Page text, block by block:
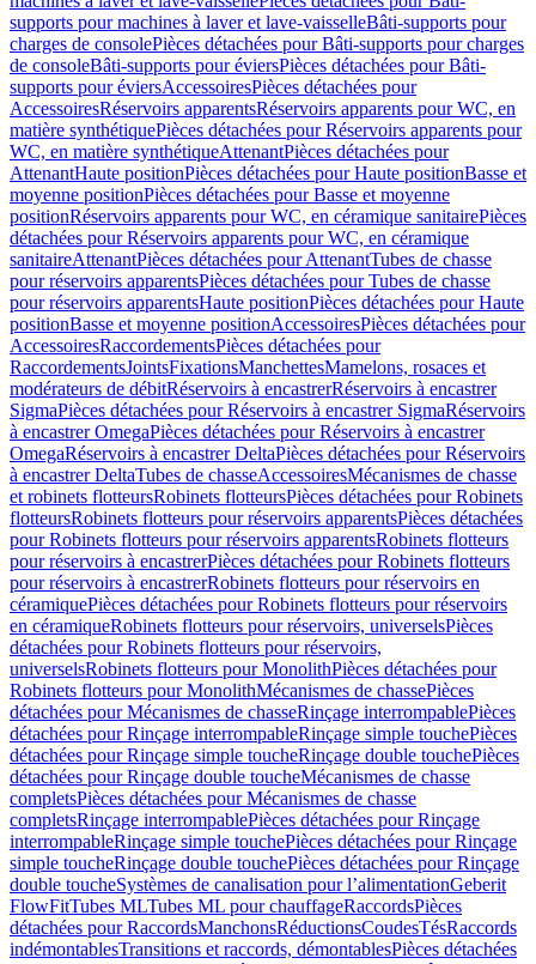
supports pour machines à laver et lave-vaisselleBâti-supports pour
charges de consolePièces détachées pour Bâti-supports pour charges
de consoleBâti-supports pour éviersPièces détachées pour Bâti-
supports pour éviersAccessoiresPièces détachées pour
AccessoiresRéservoirs apparentsRéservoirs apparents pour WC, en
matière synthétiquePièces détachées pour Réservoirs apparents pour
WC, en matière synthétiqueAttenantPièces détachées pour
AttenantHaute positionPièces détachées pour Haute positionBasse et
moyenne positionPièces détachées pour Basse et moyenne
positionRéservoirs apparents pour WC, en céramique sanitairePièces
détachées pour Réservoirs apparents pour WC, en céramique
sanitaireAttenantPièces détachées pour AttenantTubes de chasse
pour réservoirs apparentsPièces détachées pour Tubes de chasse
pour réservoirs apparentsHaute positionPièces détachées pour Haute
positionBasse et moyenne positionAccessoiresPièces détachées pour
AccessoiresRaccordementsPièces détachées pour
RaccordementsJointsFixationsManchettesMamelons, rosaces et
modérateurs de débitRéservoirs à encastrerRéservoirs à encastrer
SigmaPièces détachées pour Réservoirs à encastrer SigmaRéservoirs
à encastrer OmegaPièces détachées pour Réservoirs à encastrer
OmegaRéservoirs à encastrer DeltaPièces détachées pour Réservoirs
à encastrer DeltaTubes de chasseAccessoiresMécanismes de chasse
et robinets flotteursRobinets flotteursPièces détachées pour Robinets
flotteursRobinets flotteurs pour réservoirs apparentsPièces détachées
pour Robinets flotteurs pour réservoirs apparentsRobinets flotteurs
pour réservoirs à encastrerPièces détachées pour Robinets flotteurs
pour réservoirs à encastrerRobinets flotteurs pour réservoirs en
céramiquePièces détachées pour Robinets flotteurs pour réservoirs
en céramiqueRobinets flotteurs pour réservoirs, universelsPièces
détachées pour Robinets flotteurs pour réservoirs,
universelsRobinets flotteurs pour MonolithPièces détachées pour
Robinets flotteurs pour MonolithMécanismes de chassePièces
détachées pour Mécanismes de chasseRinçage interrompablePièces
détachées pour Rinçage interrompableRinçage simple touchePièces
détachées pour Rinçage simple toucheRinçage double touchePièces
détachées pour Rinçage double toucheMécanismes de chasse
completsPièces détachées pour Mécanismes de chasse
completsRinçage interrompablePièces détachées pour Rinçage
interrompableRinçage simple touchePièces détachées pour Rinçage
simple toucheRinçage double touchePièces détachées pour Rinçage
double toucheSystèmes de canalisation pour l’alimentationGeberit
FlowFitTubes MLTubes ML pour chauffageRaccordsPièces
détachées pour RaccordsManchonsRéductionsCoudesTésRaccords
indémontablesTransitions et raccords, démontablesPièces détachées